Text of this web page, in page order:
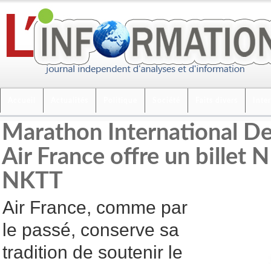
Marathon International
Air France offre un billet
NKTT
Air France, comme par
le passé, conserve sa
tradition de soutenir le